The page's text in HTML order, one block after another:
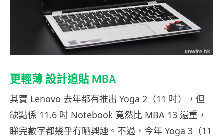
更輕薄 設計追貼 MBA
其實 Lenovo 去年都有推出 Yoga 2（11 吋），但
缺點係 11.6 吋 Notebook 竟然比 MBA 13 還重，
睇完數字都幾乎冇晒興趣。不過，今年 Yoga 3（11